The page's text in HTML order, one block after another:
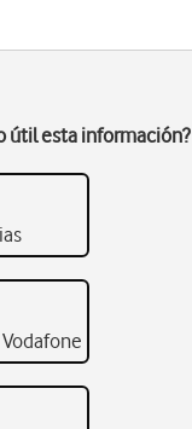
útil esta información?